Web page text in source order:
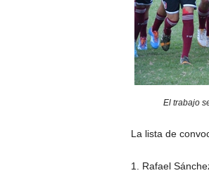
El trabajo
La lista de
1. Rafael